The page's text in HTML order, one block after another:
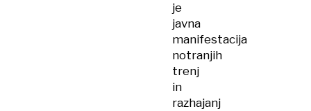
je
javna
manifestacija
notranjih
trenj
in
razhajanj